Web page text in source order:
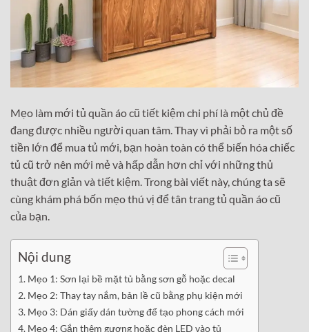
Mẹo làm mới tủ quần áo cũ tiết kiệm chi phí là một chủ đề
đang được nhiều người quan tâm. Thay vì phải bỏ ra một số
tiền lớn để mua tủ mới, bạn hoàn toàn có thể biến hóa chiếc
tủ cũ trở nên mới mẻ và hấp dẫn hơn chỉ với những thủ
thuật đơn giản và tiết kiệm. Trong bài viết này, chúng ta sẽ
cùng khám phá bốn mẹo thú vị để tân trang tủ quần áo cũ
của bạn.
Nội dung
Mẹo 1: Sơn lại bề mặt tủ bằng sơn gỗ hoặc decal
Mẹo 2: Thay tay nắm, bản lề cũ bằng phụ kiện mới
Mẹo 3: Dán giấy dán tường để tạo phong cách mới
Mẹo 4: Gắn thêm gương hoặc đèn LED vào tủ